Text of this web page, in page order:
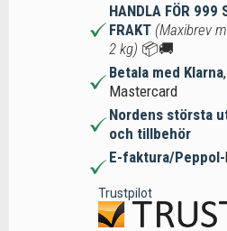
HANDLA FÖR 999
FRAKT (Maxibrev
2 kg) 📦🚚
Betala med Klarna
Mastercard
Nordens största
och tillbehör
E-faktura/Peppol-
Trustpilot